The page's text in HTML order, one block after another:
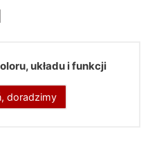
układu i funkcji
doradzimy